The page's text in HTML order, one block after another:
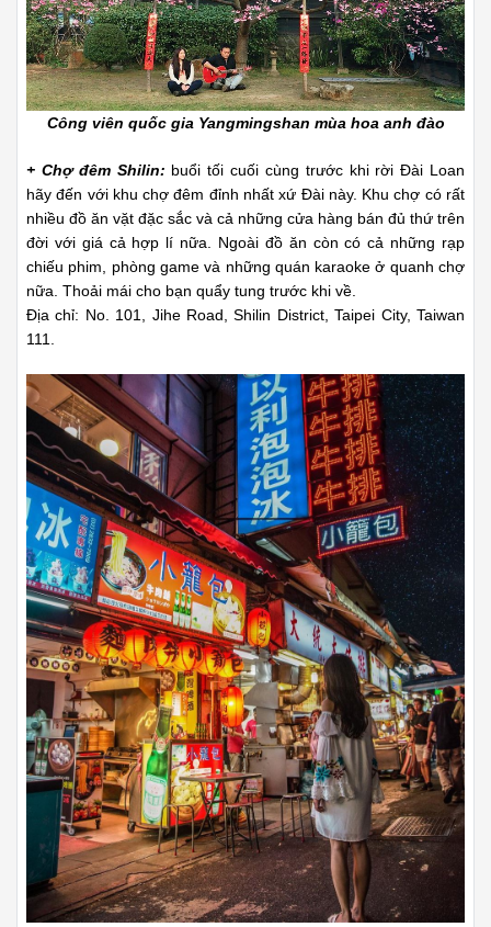
Công viên quốc gia Yangmingshan mùa hoa anh đào
+ Chợ đêm Shilin: buổi tối cuối cùng trước khi rời Đài Loan
hãy đến với khu chợ đêm đỉnh nhất xứ Đài này. Khu chợ có rất
nhiều đồ ăn vặt đặc sắc và cả những cửa hàng bán đủ thứ trên
đời với giá cả hợp lí nữa. Ngoài đồ ăn còn có cả những rạp
chiếu phim, phòng game và những quán karaoke ở quanh chợ
nữa. Thoải mái cho bạn quẩy tung trước khi về.
Địa chỉ: No. 101, Jihe Road, Shilin District, Taipei City, Taiwan
111.